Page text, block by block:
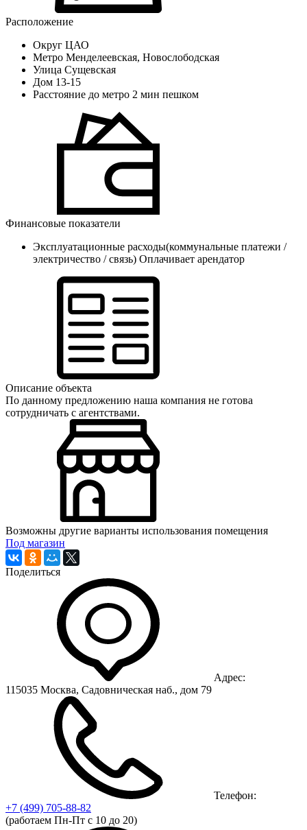
Расположение
Округ ЦАО
Метро Менделеевская, Новослободская
Улица Сущевская
Дом 13-15
Расстояние до метро 2 мин пешком
Финансовые показатели
Эксплуатационные расходы(коммунальные платежи /
электричество / связь) Оплачивает арендатор
Описание объекта
По данному предложению наша компания не готова
сотрудничать с агентствами.
Возможны другие варианты использования помещения
Под магазин
Поделиться
Адрес:
115035 Москва, Садовническая наб., дом 79
Телефон:
+7 (499) 705-88-82
(работаем Пн-Пт с 10 до 20)